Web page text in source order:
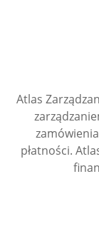
Atlas
płatności.